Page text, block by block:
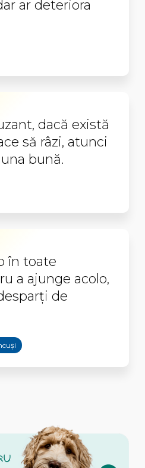
ar deteriora
dacă există
să râzi, atunci
bună.
în toate
a ajunge acolo,
de